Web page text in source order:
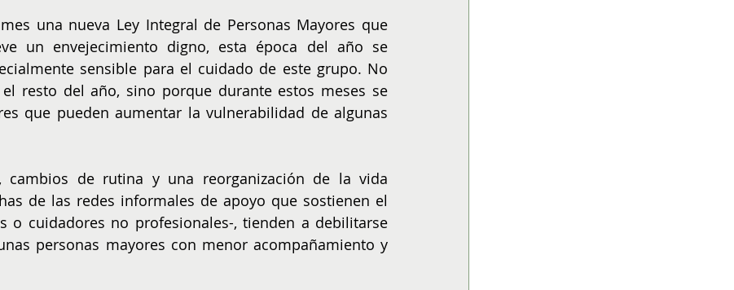
una nueva Ley Integral de Personas Mayores que
un envejecimiento digno, esta época del año se
sensible para el cuidado de este grupo. No
resto del año, sino porque durante estos meses se
que pueden aumentar la vulnerabilidad de algunas
cambios de rutina y una reorganización de la vida
de las redes informales de apoyo que sostienen el
o cuidadores no profesionales-, tienden a debilitarse
personas mayores con menor acompañamiento y